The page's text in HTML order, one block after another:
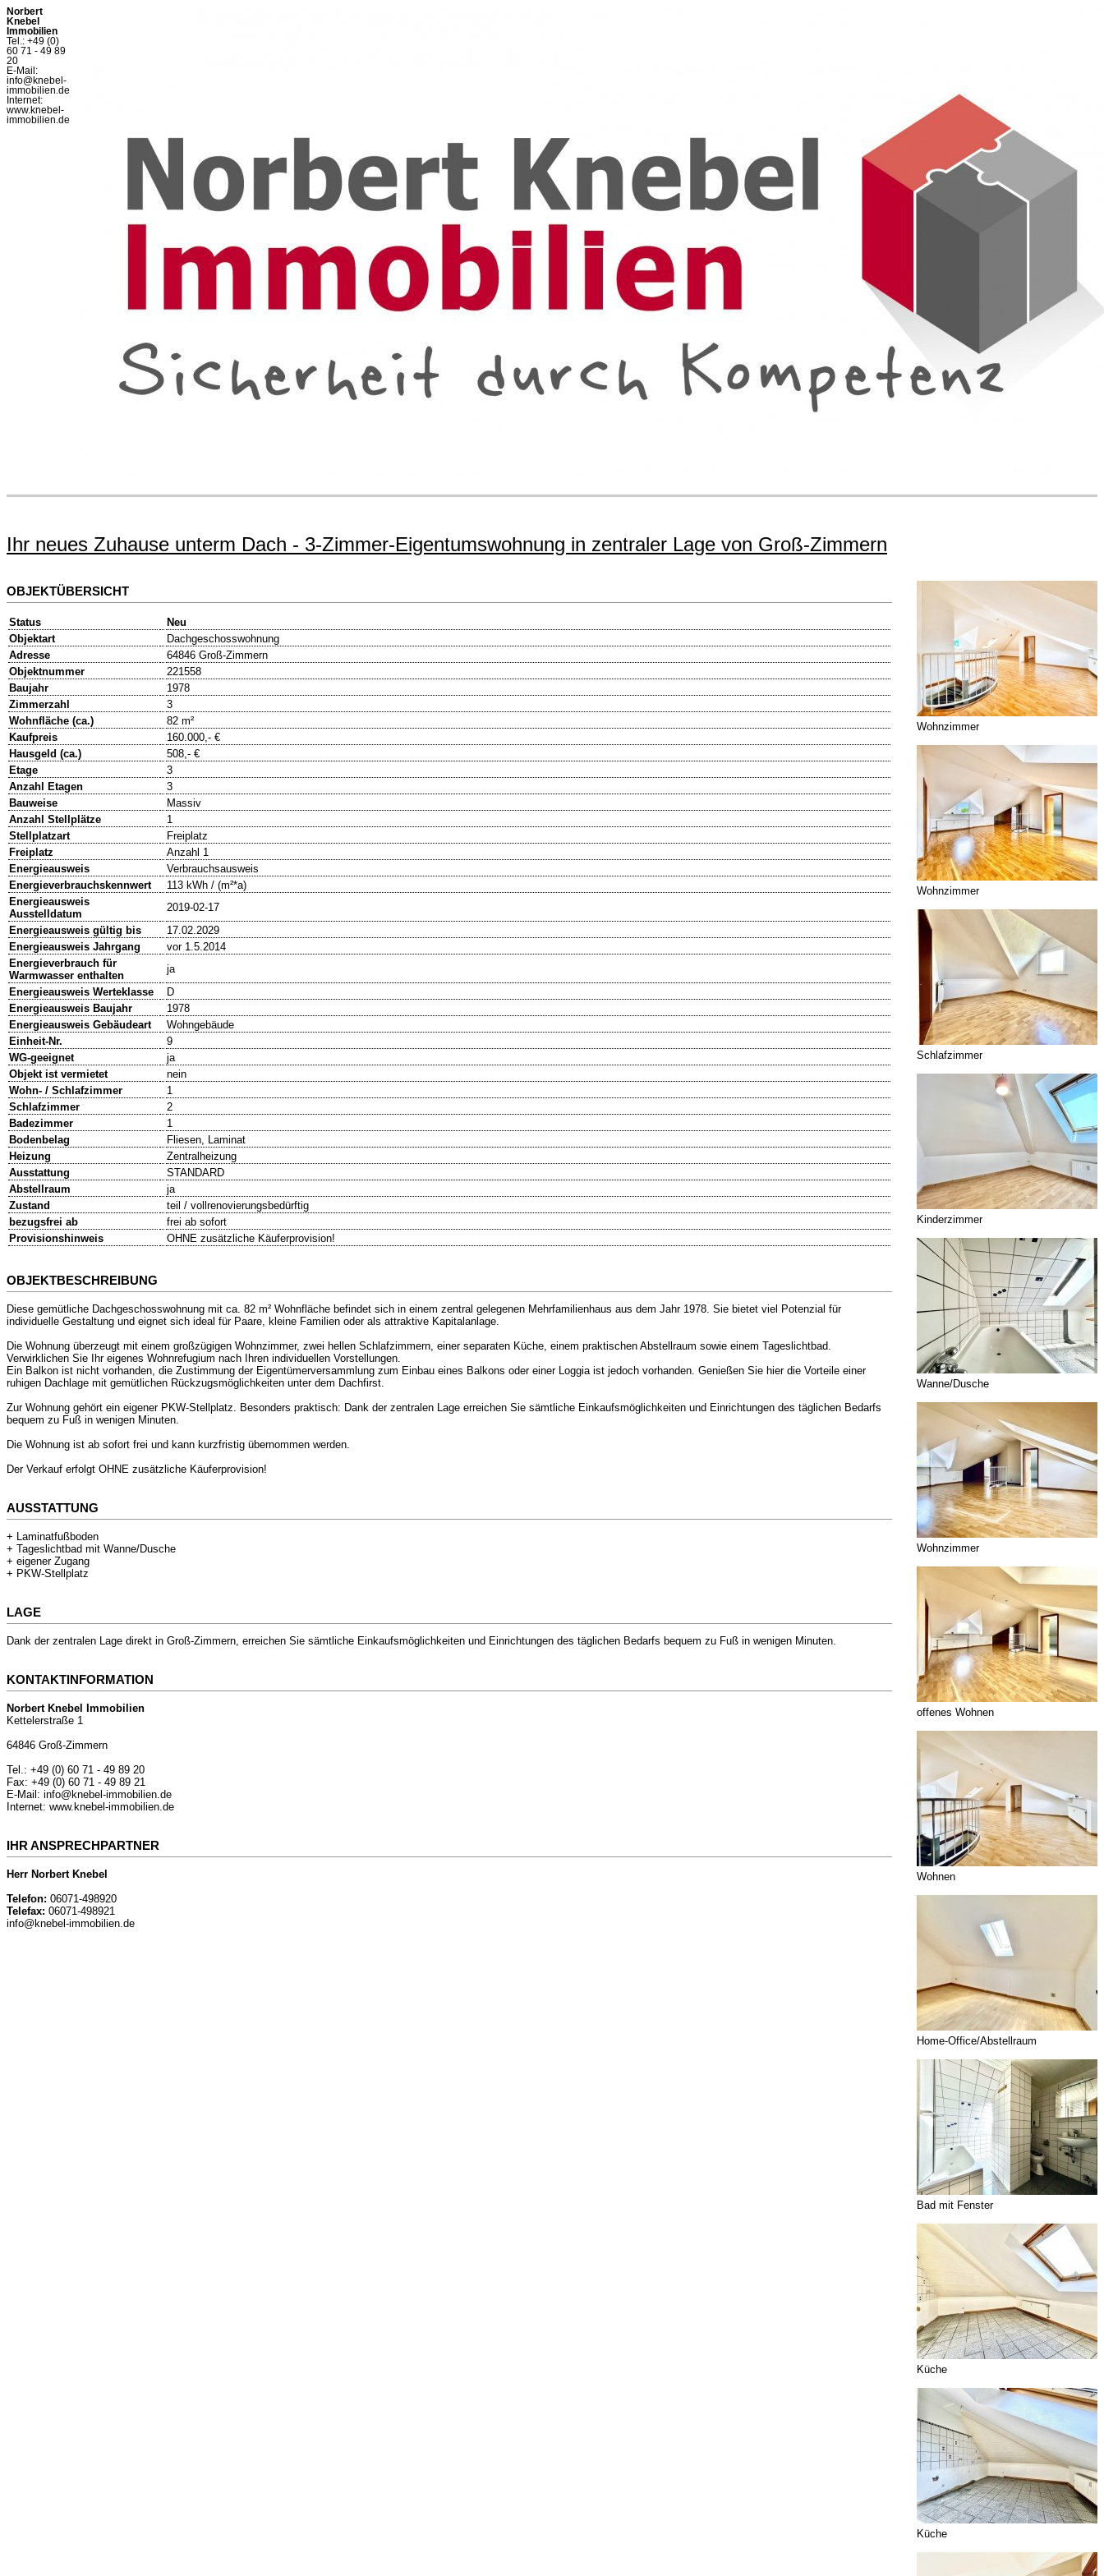
Norbert
Knebel
Immobilien
Tel.: +49 (0)
60 71 - 49 89
20
E-Mail:
info@knebel-
immobilien.de
Internet:
www.knebel-
immobilien.de
Ihr neues Zuhause unterm Dach - 3-Zimmer-Eigentumswohnung in zentraler Lage von Groß-Zimmern
OBJEKTÜBERSICHT
Status
Neu
Objektart
Dachgeschosswohnung
Adresse
64846 Groß-Zimmern
Objektnummer
221558
Baujahr
1978
Zimmerzahl
3
Wohnfläche (ca.)
82 m²
Kaufpreis
160.000,- €
Hausgeld (ca.)
508,- €
Etage
3
Anzahl Etagen
3
Bauweise
Massiv
Anzahl Stellplätze
1
Stellplatzart
Freiplatz
Freiplatz
Anzahl 1
Energieausweis
Verbrauchsausweis
Energieverbrauchskennwert
113 kWh / (m²*a)
Energieausweis
Ausstelldatum
2019-02-17
Energieausweis gültig bis
17.02.2029
Energieausweis Jahrgang
vor 1.5.2014
Energieverbrauch für
Warmwasser enthalten
ja
Energieausweis Werteklasse
D
Energieausweis Baujahr
1978
Energieausweis Gebäudeart
Wohngebäude
Einheit-Nr.
9
WG-geeignet
ja
Objekt ist vermietet
nein
Wohn- / Schlafzimmer
1
Schlafzimmer
2
Badezimmer
1
Bodenbelag
Fliesen, Laminat
Heizung
Zentralheizung
Ausstattung
STANDARD
Abstellraum
ja
Zustand
teil / vollrenovierungsbedürftig
bezugsfrei ab
frei ab sofort
Provisionshinweis
OHNE zusätzliche Käuferprovision!
OBJEKTBESCHREIBUNG
Diese gemütliche Dachgeschosswohnung mit ca. 82 m² Wohnfläche befindet sich in einem zentral gelegenen Mehrfamilienhaus aus dem Jahr 1978. Sie bietet viel Potenzial für
individuelle Gestaltung und eignet sich ideal für Paare, kleine Familien oder als attraktive Kapitalanlage.
Die Wohnung überzeugt mit einem großzügigen Wohnzimmer, zwei hellen Schlafzimmern, einer separaten Küche, einem praktischen Abstellraum sowie einem Tageslichtbad.
Verwirklichen Sie Ihr eigenes Wohnrefugium nach Ihren individuellen Vorstellungen.
Ein Balkon ist nicht vorhanden, die Zustimmung der Eigentümerversammlung zum Einbau eines Balkons oder einer Loggia ist jedoch vorhanden. Genießen Sie hier die Vorteile einer
ruhigen Dachlage mit gemütlichen Rückzugsmöglichkeiten unter dem Dachfirst.
Zur Wohnung gehört ein eigener PKW-Stellplatz. Besonders praktisch: Dank der zentralen Lage erreichen Sie sämtliche Einkaufsmöglichkeiten und Einrichtungen des täglichen Bedarfs
bequem zu Fuß in wenigen Minuten.
Die Wohnung ist ab sofort frei und kann kurzfristig übernommen werden.
Der Verkauf erfolgt OHNE zusätzliche Käuferprovision!
AUSSTATTUNG
+ Laminatfußboden
+ Tageslichtbad mit Wanne/Dusche
+ eigener Zugang
+ PKW-Stellplatz
LAGE
Dank der zentralen Lage direkt in Groß-Zimmern, erreichen Sie sämtliche Einkaufsmöglichkeiten und Einrichtungen des täglichen Bedarfs bequem zu Fuß in wenigen Minuten.
KONTAKTINFORMATION
Norbert Knebel Immobilien
Kettelerstraße 1
64846 Groß-Zimmern
Tel.: +49 (0) 60 71 - 49 89 20
Fax: +49 (0) 60 71 - 49 89 21
E-Mail: info@knebel-immobilien.de
Internet: www.knebel-immobilien.de
IHR ANSPRECHPARTNER
Herr Norbert Knebel
Telefon: 06071-498920
Telefax: 06071-498921
info@knebel-immobilien.de
Wohnzimmer
Wohnzimmer
Schlafzimmer
Kinderzimmer
Wanne/Dusche
Wohnzimmer
offenes Wohnen
Wohnen
Home-Office/Abstellraum
Bad mit Fenster
Küche
Küche